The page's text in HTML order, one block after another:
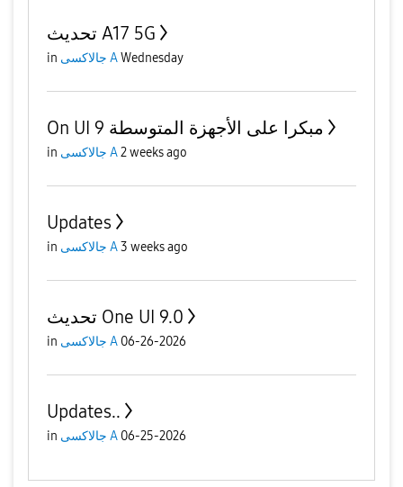
تحديث A17 5G
in جالاكسى AWednesday
On UI 9 مبكرا على الأجهزة المتوسطة
in جالاكسى A2 weeks ago
Updates
in جالاكسى A3 weeks ago
تحديث One UI 9.0
in جالاكسى A 06-26-2026
Updates..
in جالاكسى A 06-25-2026